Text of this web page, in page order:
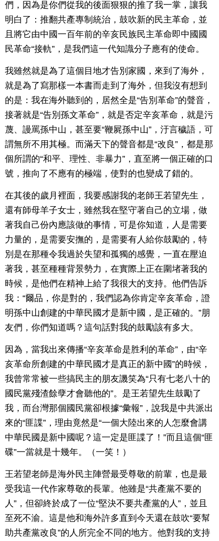
們，因為是你們從我的後面狠狠的推了我一掌，讓我
明白了：推翻共產專制統治，鼓吹新的民主革命，並
且將它由中國一百年前的辛亥民族民主革命即中國國
民革命“接軌”，是我們這一代知識分子應有的使命。
我雖然就是為了這個目地才告別家國，來到了海外，
就是為了寫那樣一本書而走到了海外，但我沒有想到
的是：我在海外聽到的，居然全是“告別革命”的聲音，
接著就是“告別孫文革命”，就是否定辛亥革命，就是污
蔑、謾罵孫中山，甚至要“鞭屍孫中山”，汙言穢語，可
謂無所不用其極。而滿天下的聲音都是“改良”，都是那
個所謂的“和平、理性、非暴力”，直至將一個正確的口
號，推向了不應有的極端，使對的也變成了錯的。
在其後的歲月裡面，我要感謝我的老師王若望先生，
還有師母羊子女士，雖然我在堅守著自己的立場，做
著我自己份內應該做的事情，可是你知道，人是需要
力量的，是需要安撫的，是需要有人給你鼓勵的，特
別是在那種令我過於失望和孤獨的感覺，一直在壓迫
著我，甚至種種背景勢力，在實際上正在圍堵著我的
時候，是他們在精神上給了我很大的支持。他們告訴
我：“爾品，你是對的，我們認為你肯定辛亥革命，證
明孫中山創建的中華民國才是新中國，是正確的。”朋
友們，你們知道嗎？這句話對我的鼓勵該有多大。
因為，當我出來傳播“辛亥革命是胜利的革命”，由“辛
亥革命所創建的中華民國才是真正的新中國”的時候，
我曾常常被一些搞民主的朋友譏笑為“只有七老八十的
國民黨殘渣餘孽才會聽他的”。是王若望先生鼓勵了
我，而台灣那個國民黨卻根據“彙報”，說我是中共派出
來的“匪諜”，理由竟然是“一個大陸出來的人怎麼會講
中華民國是新中國呢？這一定是匪諜了！”而且這個“匪
碟”一當就是十幾年。（一笑！）
王若望老師是海外民主陣營最受尊敬的前輩，也是最
受我這一代作家尊敬的長輩。他雖是“共產黨不要的
人”，但卻終於成了一位“堅決不要共產黨的人”，並且
至死不渝。這是他和海外許多直到今天還在鼓吹“要幫
助共產黨改良”的人所完全不同的地方。他對我的支持